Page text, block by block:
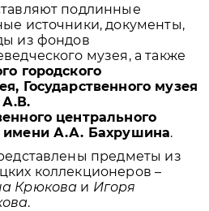
подлинные
источники, документы,
из фондов
музея, а также
городского
Государственного музея
А.В.
центрального
имени А.А. Бахрушина.
предметы из
коллекционеров –
Крюкова и Игоря
.